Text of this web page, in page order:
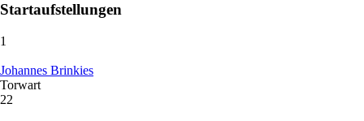
Startaufstellungen
1
Johannes Brinkies
Torwart
22